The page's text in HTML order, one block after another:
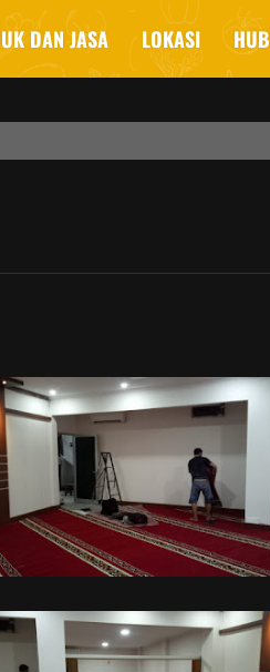
DAN JASA LOKASI